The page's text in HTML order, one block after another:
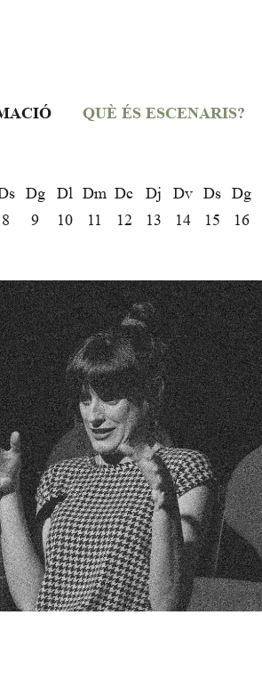
QUÈ ÉS ESCENARIS?
8
Dg
9
Dl
10
Dm
11
Dc
12
Dj
13
Dv
14
Ds
15
Dg
16